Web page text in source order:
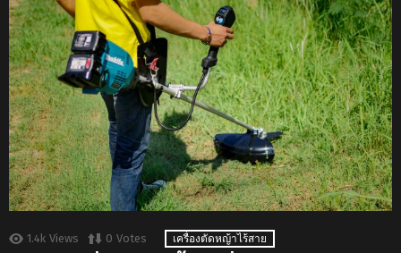
เรื่อง
ราว
เครื่อง
ตัด
หญ้า
ล่าสุด
1.4k Views 0 Votes เครื่องตัดหญ้าไร้สาย